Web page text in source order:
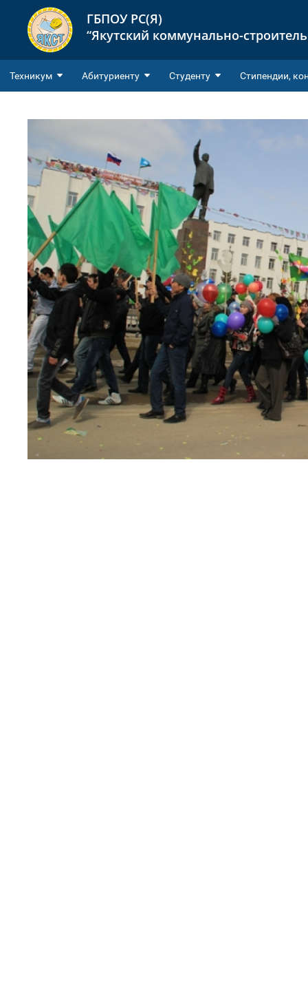
ГБПОУ РС(Я)
“Якутский коммунально-
Техникум Абитуриенту Студенту Cтипендии,